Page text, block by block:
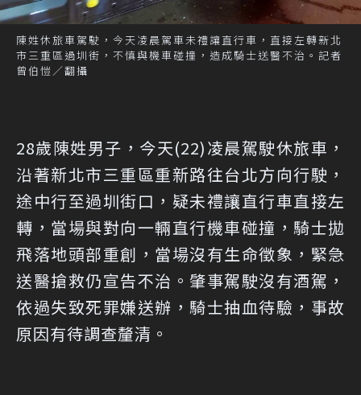
陳姓休旅車駕駛，今天凌晨駕車未禮讓直行車，直接左轉新北
市三重區過圳街，不慎與機車碰撞，造成騎士送醫不治。記者
曾伯愷／翻攝
28歲陳姓男子，今天(22)凌晨駕駛休旅車，
沿著新北市三重區重新路往台北方向行駛，
途中行至過圳街口，疑未禮讓直行車直接左
轉，當場與對向一輛直行機車碰撞，騎士拋
飛落地頭部重創，當場沒有生命徵象，緊急
送醫搶救仍宣告不治。肇事駕駛沒有酒駕，
依過失致死罪嫌送辦，騎士抽血待驗，事故
原因有待調查釐清。